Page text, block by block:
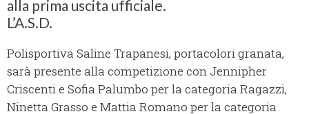
alla prima uscita ufficiale.
L’A.S.D.
Polisportiva Saline Trapanesi, portacolori granata,
sarà presente alla competizione con Jennipher
Criscenti e Sofia Palumbo per la categoria Ragazzi,
Ninetta Grasso e Mattia Romano per la categoria